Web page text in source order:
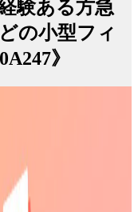
験ある方急
の小型フィ
》